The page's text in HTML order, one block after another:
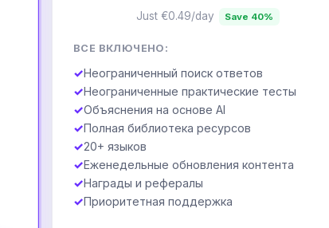
Just €0.49/day Save 40%
ВСЕ ВКЛЮЧЕНО:
✓Неограниченный поиск ответов
✓Неограниченные практические тесты
✓Объяснения на основе AI
✓Полная библиотека ресурсов
✓20+ языков
✓Еженедельные обновления контента
✓Награды и рефералы
✓Приоритетная поддержка